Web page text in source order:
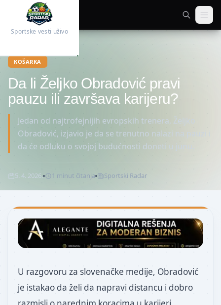
Sportske vesti uživo
KOŠARKA
Da li Željko Obradović pravi
pauzu ili završava karijeru?
Jedan od najtrofejnijih evropskih trenera, Željko
Obradović, izjavio je da se trenutno nalazi na pauzi i
da će odluku o svojoj budućnosti doneti u junu.
5. 4. 2026. 1 minut čitanja Sportski Radar
U razgovoru za slovenačke medije, Obradović
je istakao da želi da napravi distancu i dobro